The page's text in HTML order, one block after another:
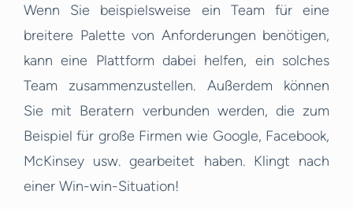
Wenn Sie beispielsweise ein Team für eine
breitere Palette von Anforderungen benötigen,
kann eine Plattform dabei helfen, ein solches
Team zusammenzustellen. Außerdem können
Sie mit Beratern verbunden werden, die zum
Beispiel für große Firmen wie Google, Facebook,
McKinsey usw. gearbeitet haben. Klingt nach
einer Win-win-Situation!